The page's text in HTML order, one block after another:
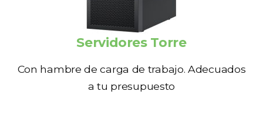
Servidores Torre
Con hambre de carga de trabajo. Adecuados
a tu presupuesto